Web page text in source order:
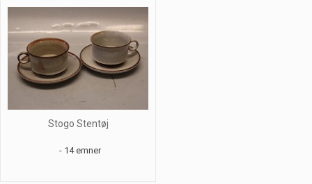
Stogo Stentøj
- 14 emner